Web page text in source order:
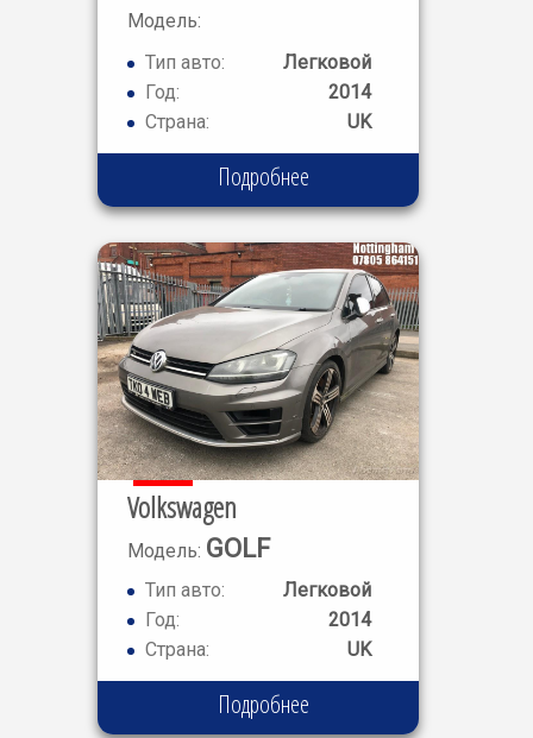
Модель:
OCTAVIA
VRS
Тип авто:
Легковой
Год:
2014
Страна:
UK
Подробнее
Volkswagen
Модель: GOLF
R 5
Тип авто:
Легковой
Год:
2014
Страна:
UK
Подробнее